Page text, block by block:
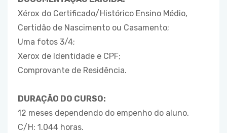
Xérox do Certificado/Histórico Ensino Médio,
Certidão de Nascimento ou Casamento;
Uma fotos 3/4;
Xerox de Identidade e CPF;
Comprovante de Residência.
DURAÇÃO DO CURSO:
12 meses dependendo do empenho do aluno,
C/H: 1.044 horas.